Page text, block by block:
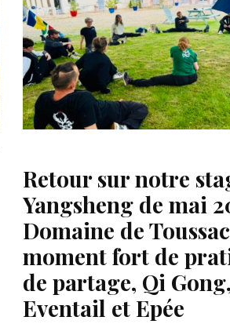
Retour sur notre
Yangsheng de mai
Domaine de
moment fort de
de partage, Qi Gong,
Eventail et Epée